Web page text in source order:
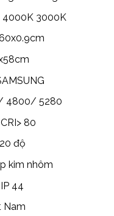
3000K
4800/ 5280
80
độ
kim nhôm
IP 44
Nam